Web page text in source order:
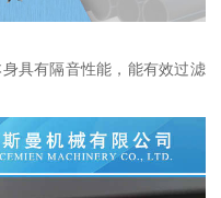
具有隔音性能，能有效过滤